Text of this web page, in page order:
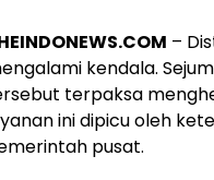
–
kendala.
terpaksa
ini dipicu oleh
pusat.